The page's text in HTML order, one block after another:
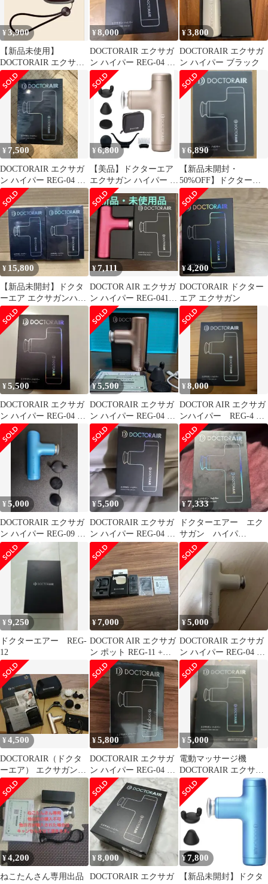
¥3,900
【新品未使用】
DOCTORAIR エクサガ
ン ポケット 軽量 USB
充電式
¥8,000
DOCTORAIR エクサガ
ン ハイパー REG-04 本
体
¥3,800
DOCTORAIR エクサガ
ン ハイパー ブラック
¥ 7,500
DOCTORAIR エクサガ
ン ハイパー REG-04 ブ
ラック
¥ 6,800
【美品】ドクターエア
エクサガン ハイパー 10
周年記念セット
¥6,890
【新品未開封・
50%OFF】ドクターエ
ア エクサガンハイパー
パールホワイト
¥ 15,800
【新品未開封】ドクタ
ーエア エクサガンハイ
パー ピンク 2個・リコ
ール対象外
¥7,111
DOCTOR AIR エクサガ
ン ハイパー REG-041
ピンク【新品未使用】
¥4,200
DOCTORAIR ドクター
エア エクサガン
¥5,500
DOCTORAIR エクサガ
ン ハイパー REG-04 本
体
¥5,500
DOCTORAIR エクサガ
ン ハイパー REG-04 本
体
¥8,000
DOCTOR AIR エクサガ
ンハイパー REG-4 ブ
ルー
¥5,000
DOCTORAIR エクサガ
ン ハイパー REG-09 本
体
¥5,500
DOCTORAIR エクサガ
ン ハイパー REG-04 本
体
¥7,333
ドクターエアー エク
サガン ハイパ
ー/REG-04
¥9,250
ドクターエアー REG-
12
¥7,000
DOCTOR AIR エクサガ
ン ポット REG-11 +ア
タッチメントセット
¥5,000
DOCTORAIR エクサガ
ン ハイパー REG-04 本
体
¥4,500
DOCTORAIR（ドクタ
ーエア） エクサガンハ
イパー（１０周年記念
セット）
¥5,800
DOCTORAIR エクサガ
ン ハイパー REG-04 ブ
ラック
¥5,000
電動マッサージ機
DOCTORAIR エクサガ
ン ハイパー REG-04 本
体
¥4,200
ねこたんさん専用出品
¥8,000
DOCTORAIR エクサガ
¥7,800
【新品未開封】ドクタ